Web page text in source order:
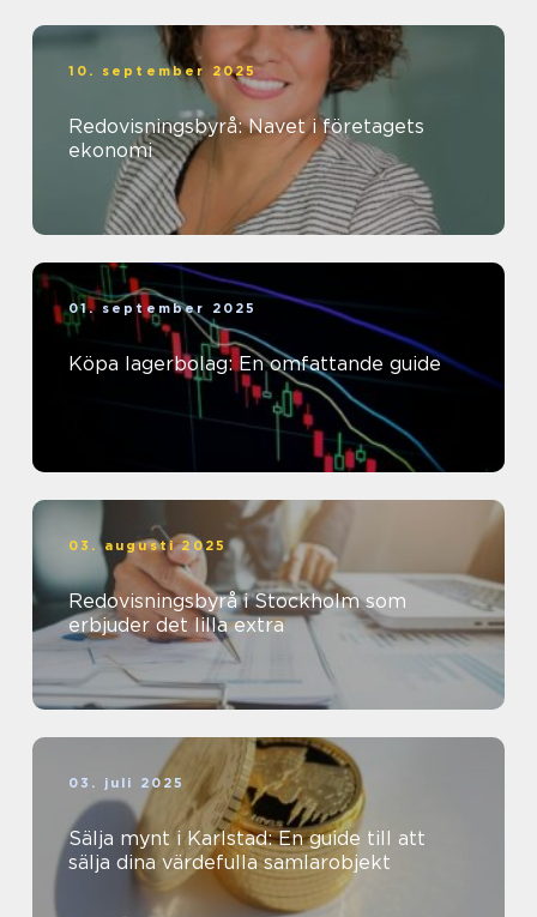
10. september 2025
Redovisningsbyrå: Navet i företagets
ekonomi
01. september 2025
Köpa lagerbolag: En omfattande guide
03. augusti 2025
Redovisningsbyrå i Stockholm som
erbjuder det lilla extra
03. juli 2025
Sälja mynt i Karlstad: En guide till att
sälja dina värdefulla samlarobjekt